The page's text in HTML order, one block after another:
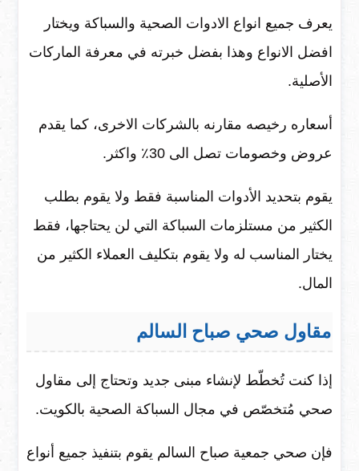
يعرف جميع انواع الادوات الصحية والسباكة ويختار
افضل الانواع وهذا بفضل خبرته في معرفة الماركات
الأصلية.
أسعاره رخيصه مقارنه بالشركات الاخرى، كما يقدم
عروض وخصومات تصل الى 30٪ واكثر.
يقوم بتحديد الأدوات المناسبة فقط ولا يقوم بطلب
الكثير من مستلزمات السباكة التي لن يحتاجها، فقط
يختار المناسب له ولا يقوم بتكليف العملاء الكثير من
المال.
مقاول صحي صباح السالم
إذا كنت تُخطّط لإنشاء مبنى جديد وتحتاج إلى مقاول
صحي مُتخصّص في مجال السباكة الصحية بالكويت.
فإن صحي جمعية صباح السالم يقوم بتنفيذ جميع أنواع